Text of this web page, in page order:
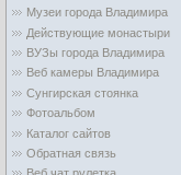
Музеи города Владимира
Действующие монастыри
ВУЗы города Владимира
Веб камеры Владимира
Сунгирская стоянка
Фотоальбом
Каталог сайтов
Обратная связь